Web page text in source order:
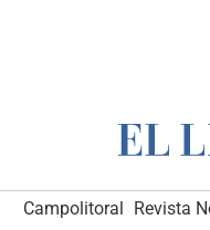
Campolitoral Revista